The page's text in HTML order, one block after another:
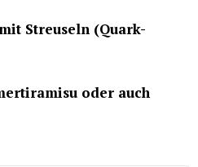
Streuseln (Quark-
oder auch